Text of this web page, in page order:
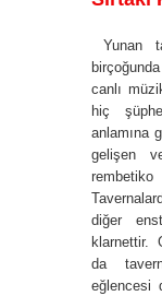
Yunan
canlı
hiç
anlamına
gelişen
diğer
klarnettir.
da
eğlencesi